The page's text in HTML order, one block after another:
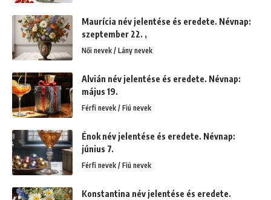
Maurícia név jelentése és eredete. Névnap:
szeptember 22. ,
Női nevek / Lány nevek
Alvián név jelentése és eredete. Névnap:
május 19.
Férfi nevek / Fiú nevek
Énok név jelentése és eredete. Névnap:
június 7.
Férfi nevek / Fiú nevek
Konstantina név jelentése és eredete.